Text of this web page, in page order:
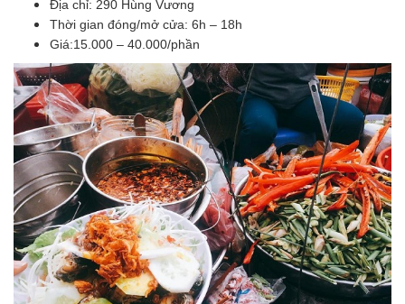
Địa chỉ: 290 Hùng Vương
Thời gian đóng/mở cửa: 6h – 18h
Giá:15.000 – 40.000/phần